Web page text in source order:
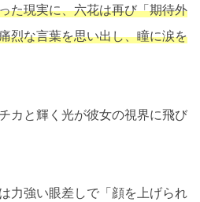
た現実に、六花は再び「期待外
烈な言葉を思い出し、瞳に涙を
カと輝く光が彼女の視界に飛び
力強い眼差しで「顔を上げられ